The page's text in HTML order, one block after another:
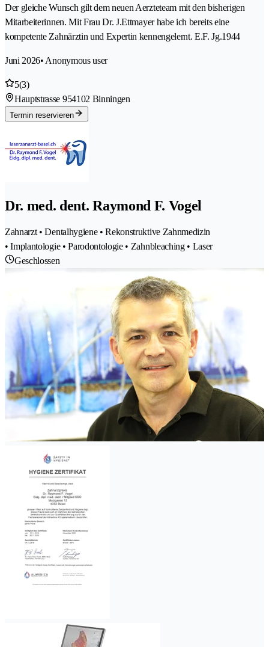
Der gleiche Wunsch gilt dem neuen Aerzteteam mit den bisherigen
Mitarbeiterinnen. Mit Frau Dr. J.Ettmayer habe ich bereits eine
kompetente Zahnärztin und Expertin kennengelernt. E.F. Jg.1944
Juni 2026• Anonymous user
5(3)
Hauptstrasse 954102 Binningen
Termin reservieren
Dr. med. dent. Raymond F. Vogel
Zahnarzt • Dentalhygiene • Rekonstruktive Zahnmedizin
• Implantologie • Parodontologie • Zahnbleaching • Laser
Geschlossen